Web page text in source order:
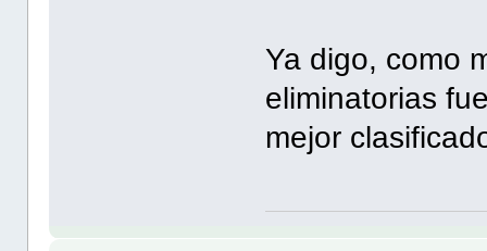
Ya digo, como
eliminatorias
mejor